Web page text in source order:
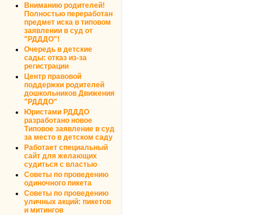
Вниманию родителей!
Полностью переработан
предмет иска в типовом
заявлении в суд от
"РДДДО"!
Очередь в детские
сады: отказ из-за
регистрации
Центр правовой
поддержки родителей
дошкольников Движения
"РДДДО"
Юристами РДДДО
разработано новое
Типовое заявление в суд
за место в детском саду
Работает специальный
сайт для желающих
судиться с властью
Советы по проведению
одиночного пикета
Советы по проведению
уличных акций: пикетов
и митингов